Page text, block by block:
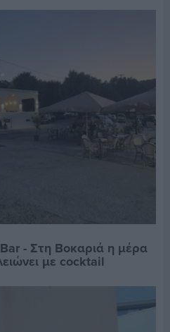
- Στη Βοκαριά η μέρα
με cocktail